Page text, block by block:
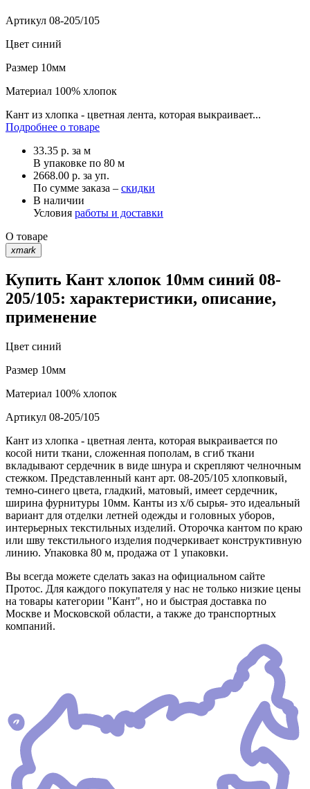
Артикул 08-205/105
Цвет синий
Размер 10мм
Материал 100% хлопок
Кант из хлопка - цветная лента, которая выкраивает...
Подробнее о товаре
33.35 р. за м
В упаковке по 80 м
2668.00 р. за уп.
По сумме заказа – скидки
В наличии
Условия работы и доставки
О товаре
xmark
Купить Кант хлопок 10мм синий 08-
205/105: характеристики, описание,
применение
Цвет синий
Размер 10мм
Материал 100% хлопок
Артикул 08-205/105
Кант из хлопка - цветная лента, которая выкраивается по
косой нити ткани, сложенная пополам, в сгиб ткани
вкладывают сердечник в виде шнура и скрепляют челночным
стежком. Представленный кант арт. 08-205/105 хлопковый,
темно-синего цвета, гладкий, матовый, имеет сердечник,
ширина фурнитуры 10мм. Канты из х/б сырья- это идеальный
вариант для отделки летней одежды и головных уборов,
интерьерных текстильных изделий. Оторочка кантом по краю
или шву текстильного изделия подчеркивает конструктивную
линию. Упаковка 80 м, продажа от 1 упаковки.
Вы всегда можете сделать заказ на официальном сайте
Протос. Для каждого покупателя у нас не только низкие цены
на товары категории "Кант", но и быстрая доставка по
Москве и Московской области, а также до транспортных
компаний.